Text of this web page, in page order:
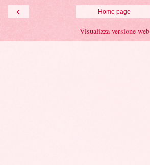
‹ Home page
Visualizza versione web